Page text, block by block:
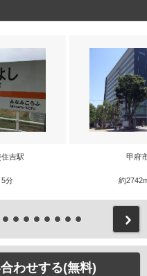
吉駅
分
甲府
約
わせする(無料)